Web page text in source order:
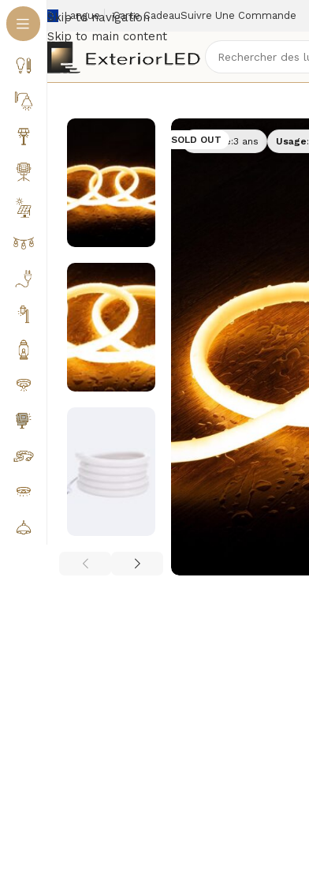
Skip to navigation
Skip to main content
Langue Carte CadeauSuivre Une Commande
Accueil /Rubans LED
SOLD OUT
Garantie:3 ans Usage: